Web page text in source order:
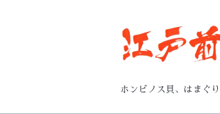
ホンビノス貝、はまぐ